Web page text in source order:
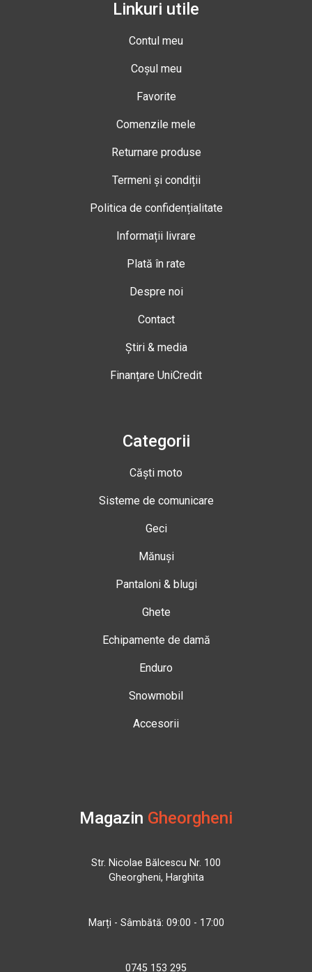
Linkuri utile
Contul meu
Coșul meu
Favorite
Comenzile mele
Returnare produse
Termeni și condiții
Politica de confidențialitate
Informații livrare
Plată în rate
Despre noi
Contact
Știri & media
Finanțare UniCredit
Categorii
Căști moto
Sisteme de comunicare
Geci
Mănuși
Pantaloni & blugi
Ghete
Echipamente de damă
Enduro
Snowmobil
Accesorii
Magazin Gheorgheni
Str. Nicolae Bălcescu Nr. 100
Gheorgheni, Harghita
Marți - Sâmbătă: 09:00 - 17:00
0745 153 295